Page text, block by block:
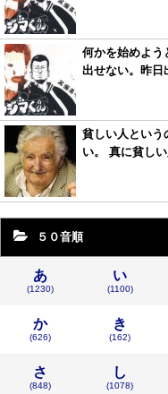
何かを始めよう
出せない。昨日
貧しい人という
い。 真に貧し
５０音順
あ
(1230)
い
(1100)
か
(626)
き
(162)
さ
(848)
し
(1078)